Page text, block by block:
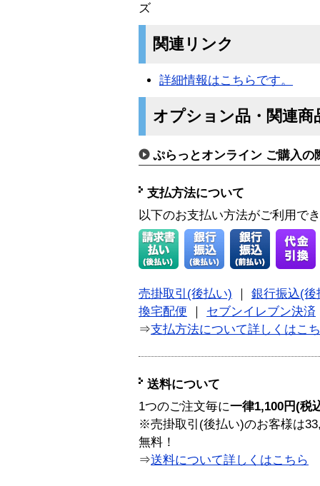
ズ
関連リンク
詳細情報はこちらです。
オプション品・関連商
ぷらっとオンライン ご購入の
支払方法について
以下のお支払い方法がご利用で
売掛取引(後払い)
銀行振込(後
換宅配便
セブンイレブン決済
⇒支払方法について詳しくはこ
送料について
1つのご注文毎に一律1,100円(税
※売掛取引(後払い)のお客様は
無料！
⇒送料について詳しくはこちら